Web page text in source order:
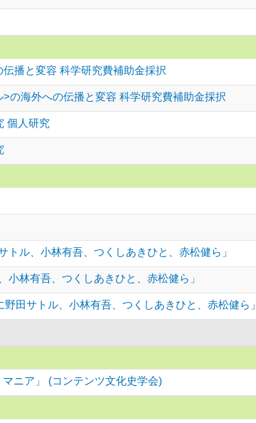
播と変容 科学研究費補助金採択
の海外への伝播と変容 科学研究費補助金採択
個人研究
トル、小林有吾、つくしあきひと、赤松健ら」
小林有吾、つくしあきひと、赤松健ら」
田サトル、小林有吾、つくしあきひと、赤松健ら」
ニア」 (コンテンツ文化史学会)